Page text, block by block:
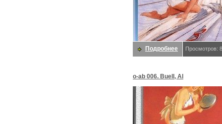
Подробнее Просмотров:
o-ab 006. Buell, Al